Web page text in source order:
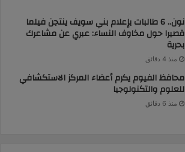
نون.. 6 طالبات بإعلام بني سويف ينتجن فيلما
قصيرا حول مخاوف النساء: عبري عن مشاعرك
بحرية
منذ 4 دقائق
محافظ الفيوم يكرم أعضاء المركز الاستكشافي
للعلوم والتكنولوجيا
منذ 6 دقائق